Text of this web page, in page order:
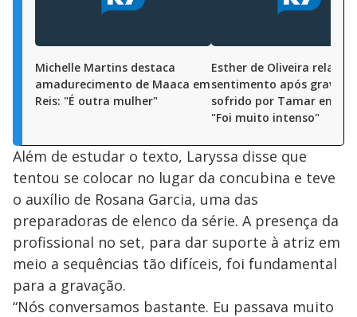
Michelle Martins destaca
amadurecimento de Maaca em
Reis: "É outra mulher"
Esther de Oliveira relata
sentimento após gravar
sofrido por Tamar em
"Foi muito intenso"
Além de estudar o texto, Laryssa disse que
tentou se colocar no lugar da concubina e teve
o auxílio de Rosana Garcia, uma das
preparadoras de elenco da série. A presença da
profissional no set, para dar suporte à atriz em
meio a sequências tão difíceis, foi fundamental
para a gravação.
“Nós conversamos bastante. Eu passava muito